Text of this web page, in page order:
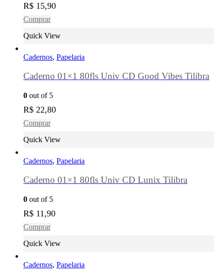
R$ 15,90
Comprar
Quick View
Cadernos, Papelaria
Caderno 01×1 80fls Univ CD Good Vibes Tilibra
0 out of 5
R$ 22,80
Comprar
Quick View
Cadernos, Papelaria
Caderno 01×1 80fls Univ CD Lunix Tilibra
0 out of 5
R$ 11,90
Comprar
Quick View
Cadernos, Papelaria